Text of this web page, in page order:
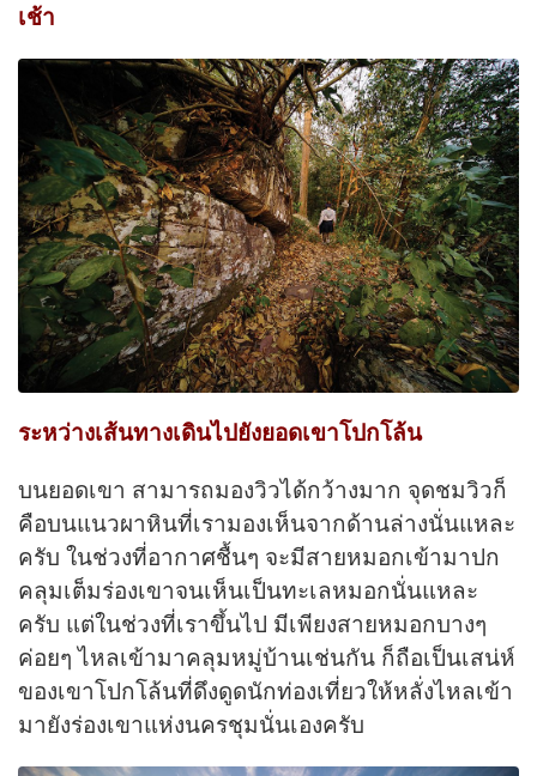
เช้า
ระหว่างเส้นทางเดินไปยังยอดเขาโปกโล้น
บนยอดเขา สามารถมองวิวได้กว้างมาก จุดชมวิวก็
คือบนแนวผาหินที่เรามองเห็นจากด้านล่างนั่นแหละ
ครับ ในช่วงที่อากาศชื้นๆ จะมีสายหมอกเข้ามาปก
คลุมเต็มร่องเขาจนเห็นเป็นทะเลหมอกนั่นแหละ
ครับ แต่ในช่วงที่เราขึ้นไป มีเพียงสายหมอกบางๆ
ค่อยๆ ไหลเข้ามาคลุมหมู่บ้านเช่นกัน ก็ถือเป็นเสน่ห์
ของเขาโปกโล้นที่ดึงดูดนักท่องเที่ยวให้หลั่งไหลเข้า
มายังร่องเขาแห่งนครชุมนั่นเองครับ